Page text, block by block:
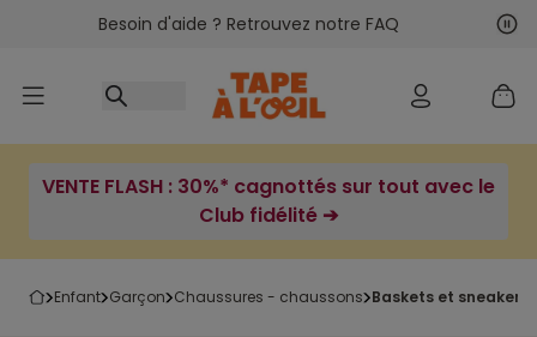
Accéder au contenu
Besoin d'aide ? Retrouvez notre FAQ
VENTE FLASH : 30%* cagnottés sur tout avec le
Club fidélité ➔
enfant garçon chaussures - chaussons baskets et